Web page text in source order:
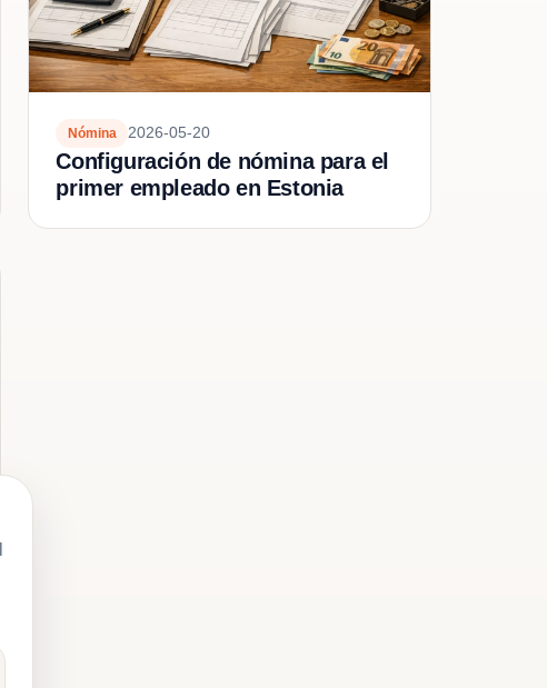
Nómina 2026-05-20
Configuración de nómina para el
primer empleado en Estonia